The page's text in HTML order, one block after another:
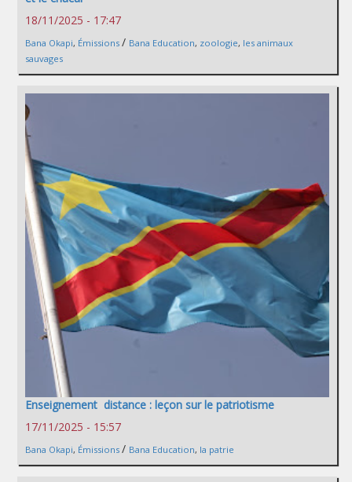
18/11/2025 - 17:47
Bana Okapi, Émissions / Bana Education, zoologie, les animaux
sauvages
Enseignement distance : leçon sur le patriotisme
17/11/2025 - 15:57
Bana Okapi, Émissions / Bana Education, la patrie